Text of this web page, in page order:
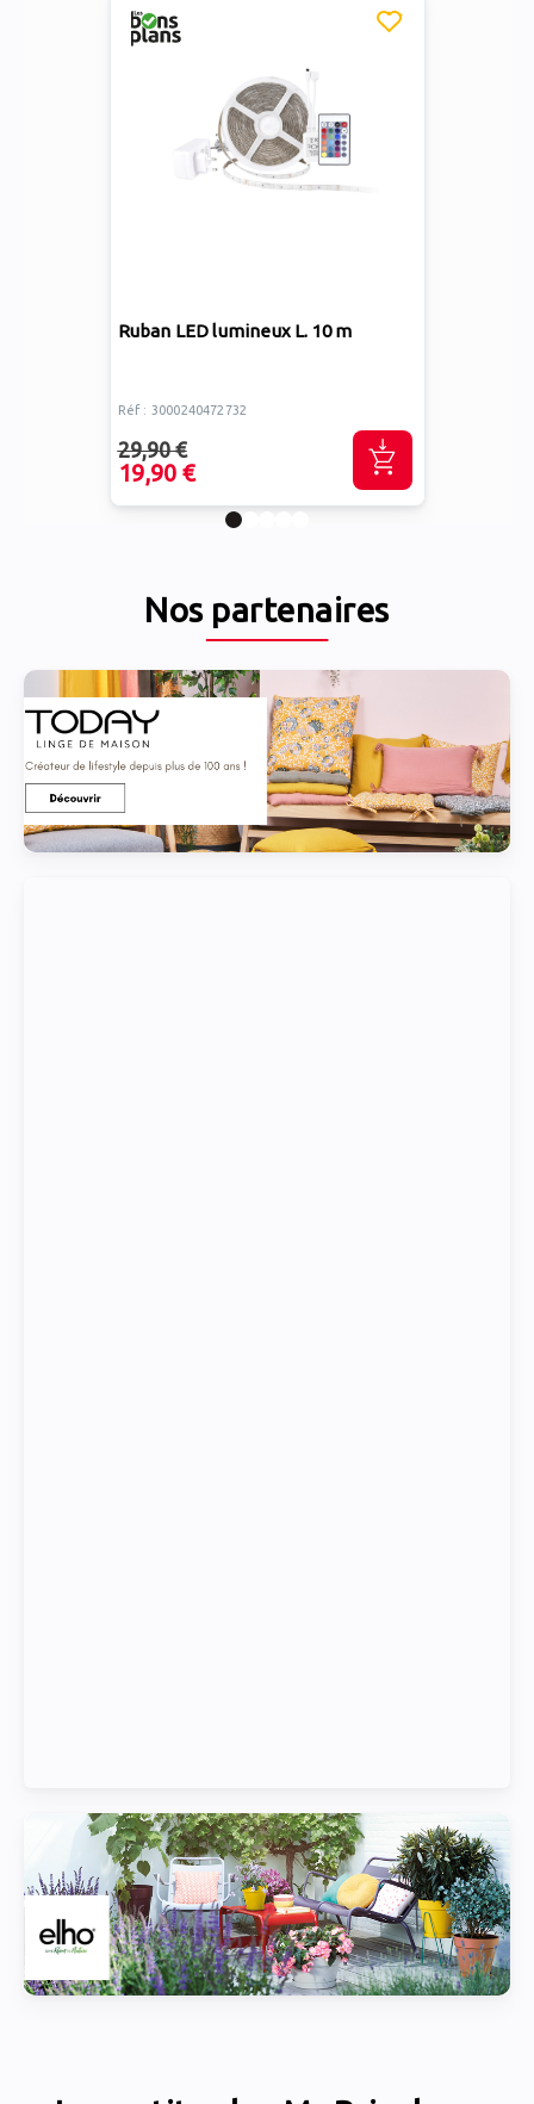
Ruban LED lumineux L. 10 m
Réf : 3000240472732
19,90 €
29,90 €
Nos partenaires